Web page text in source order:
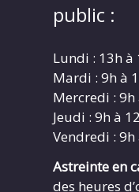
public :
Lundi : 13h à
Mardi : 9h à
Mercredi : 9h
Jeudi : 9h à
Vendredi :
Astreinte en
des heures